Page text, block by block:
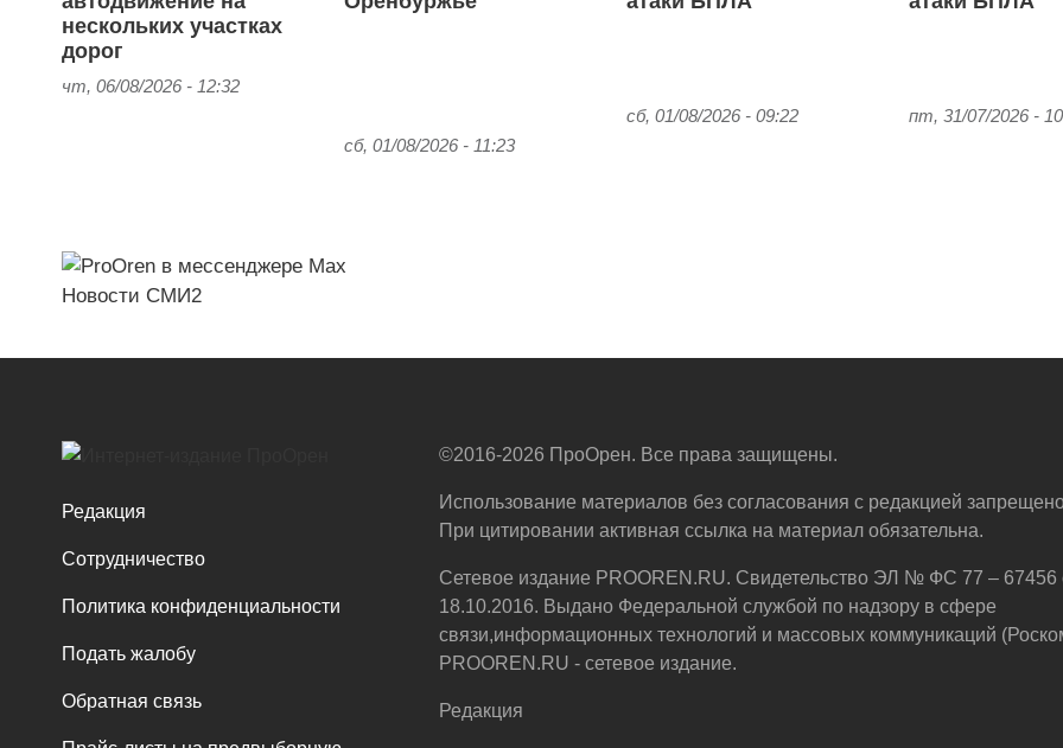
нескольких участках
дорог
чт, 06/08/2026 - 12:32
сб, 01/08/2026 - 11:23
сб, 01/08/2026 - 09:22 пт, 31/07/2026 -
Новости СМИ2
Редакция
Сотрудничество
Политика конфиденциальности
Подать жалобу
Обратная связь
©2016-2026 ПроОрен. Все права защищены.
Использование материалов без согласования с редакцией
При цитировании активная ссылка на материал обязательна.
Сетевое издание PROOREN.RU. Свидетельство ЭЛ № ФС 77 – 67456
18.10.2016. Выдано Федеральной службой по надзору в сфере
связи,информационных технологий и массовых коммуникаций
PROOREN.RU - сетевое издание.
Редакция